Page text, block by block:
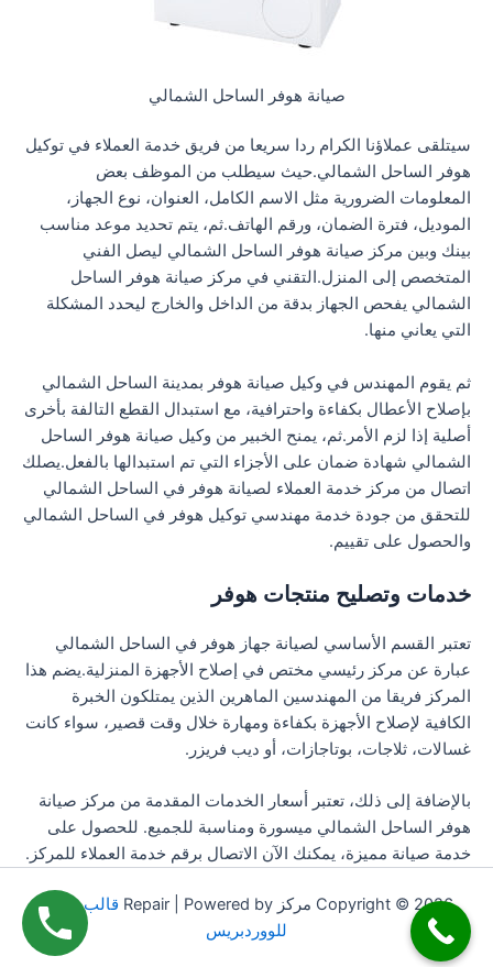
صيانة هوفر الساحل الشمالي
سيتلقى عملاؤنا الكرام ردا سريعا من فريق خدمة العملاء في توكيل
هوفر الساحل الشمالي.حيث سيطلب من الموظف بعض
المعلومات الضرورية مثل الاسم الكامل، العنوان، نوع الجهاز،
الموديل، فترة الضمان، ورقم الهاتف.ثم، يتم تحديد موعد مناسب
بينك وبين مركز صيانة هوفر الساحل الشمالي ليصل الفني
المتخصص إلى المنزل.التقني في مركز صيانة هوفر الساحل
الشمالي يفحص الجهاز بدقة من الداخل والخارج ليحدد المشكلة
التي يعاني منها.
ثم يقوم المهندس في وكيل صيانة هوفر بمدينة الساحل الشمالي
بإصلاح الأعطال بكفاءة واحترافية، مع استبدال القطع التالفة بأخرى
أصلية إذا لزم الأمر.ثم، يمنح الخبير من وكيل صيانة هوفر الساحل
الشمالي شهادة ضمان على الأجزاء التي تم استبدالها بالفعل.يصلك
اتصال من مركز خدمة العملاء لصيانة هوفر في الساحل الشمالي
للتحقق من جودة خدمة مهندسي توكيل هوفر في الساحل الشمالي
والحصول على تقييم.
خدمات وتصليح منتجات هوفر
تعتبر القسم الأساسي لصيانة جهاز هوفر في الساحل الشمالي
عبارة عن مركز رئيسي مختص في إصلاح الأجهزة المنزلية.يضم هذا
المركز فريقا من المهندسين الماهرين الذين يمتلكون الخبرة
الكافية لإصلاح الأجهزة بكفاءة ومهارة خلال وقت قصير، سواء كانت
غسالات، ثلاجات، بوتاجازات، أو ديب فريزر.
بالإضافة إلى ذلك، تعتبر أسعار الخدمات المقدمة من مركز صيانة
هوفر الساحل الشمالي ميسورة ومناسبة للجميع. للحصول على
خدمة صيانة مميزة، يمكنك الآن الاتصال برقم خدمة العملاء للمركز.
Copyright © 2026 مركز Repair | Powered by
قالب Astra
للووردبريس